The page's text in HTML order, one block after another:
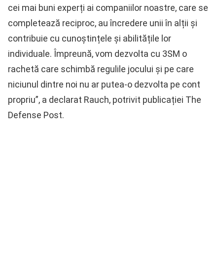
cei mai buni experți ai companiilor noastre, care se
completează reciproc, au încredere unii în alții și
contribuie cu cunoștințele și abilitățile lor
individuale. Împreună, vom dezvolta cu 3SM o
rachetă care schimbă regulile jocului și pe care
niciunul dintre noi nu ar putea-o dezvolta pe cont
propriu”, a declarat Rauch, potrivit publicației The
Defense Post.